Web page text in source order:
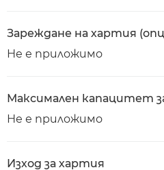
Зареждане на хартия
Не е приложимо
Максимален капацитет
Не е приложимо
Изход за хартия